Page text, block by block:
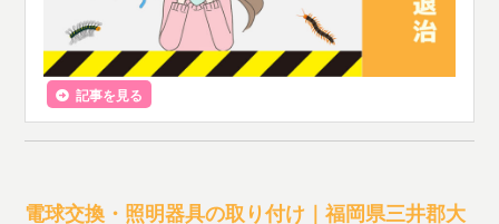
記事を見る
電球交換・照明器具の取り付け｜福岡県三井郡大